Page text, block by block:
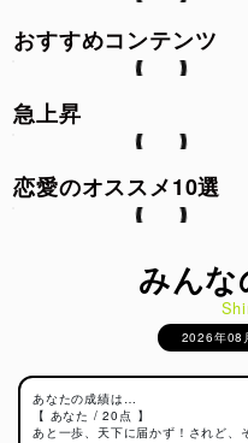
おすすめコンテンツ
急上昇
恋愛のオススメ10選
みんな
2026年08
あなたの成績は…
【 あなた / 20点 】
あと一歩、天下に届かず！されど、